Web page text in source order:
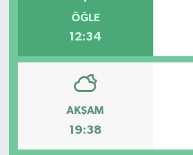
ÖĞLE
12:34
AKŞAM
19:38
Yurttan